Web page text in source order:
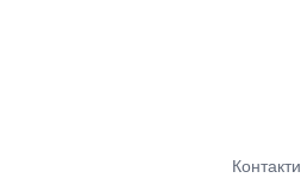
Контакти